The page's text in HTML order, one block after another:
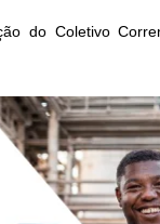
do Coletivo